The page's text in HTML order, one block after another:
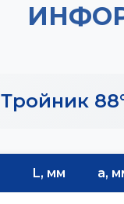
Тройник
L, мм а,